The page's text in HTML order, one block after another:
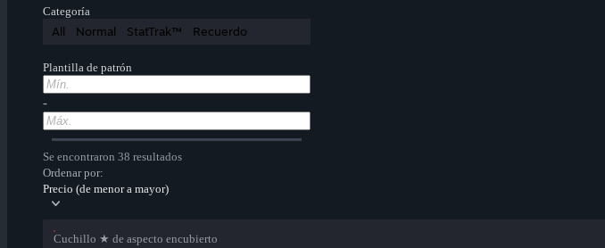
Categoría
All Normal StatTrak™ Recuerdo
Plantilla de patrón
-
Se encontraron 38 resultados
Ordenar por:
Precio (de menor a mayor)
Cuchillo ★ de aspecto encubierto